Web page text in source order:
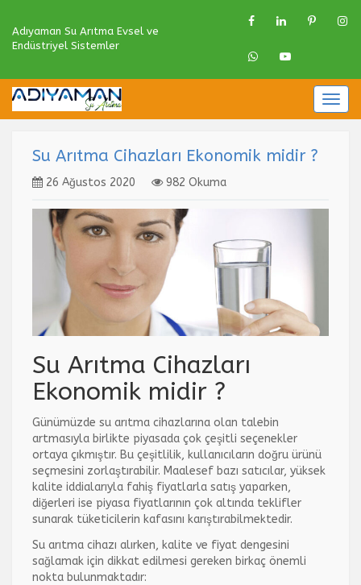
Adıyaman Su Arıtma Evsel ve
Endüstriyel Sistemler
Su Arıtma Cihazları Ekonomik midir ?
26 Ağustos 2020 982 Okuma
Su Arıtma Cihazları
Ekonomik midir ?
Günümüzde su arıtma cihazlarına olan talebin
artmasıyla birlikte piyasada çok çeşitli seçenekler
ortaya çıkmıştır. Bu çeşitlilik, kullanıcıların doğru ürünü
seçmesini zorlaştırabilir. Maalesef bazı satıcılar, yüksek
kalite iddialarıyla fahiş fiyatlarla satış yaparken,
diğerleri ise piyasa fiyatlarının çok altında teklifler
sunarak tüketicilerin kafasını karıştırabilmektedir.
Su arıtma cihazı alırken, kalite ve fiyat dengesini
sağlamak için dikkat edilmesi gereken birkaç önemli
nokta bulunmaktadır: